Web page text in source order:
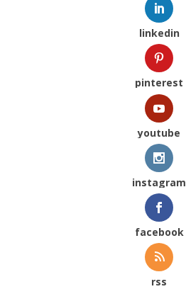
linkedin
pinterest
youtube
instagram
facebook
rss